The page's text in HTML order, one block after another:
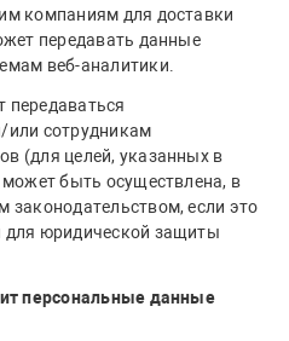
компаниям для доставки
передавать данные
веб-аналитики.
передаваться
или сотрудникам
(для целей, указанных в
быть осуществлена, в
законодательством, если это
для юридической защиты
персональные данные